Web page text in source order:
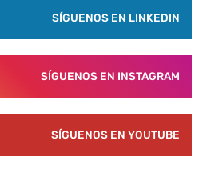
SÍGUENOS EN LINKEDIN
SÍGUENOS EN INSTAGRAM
SÍGUENOS EN YOUTUBE